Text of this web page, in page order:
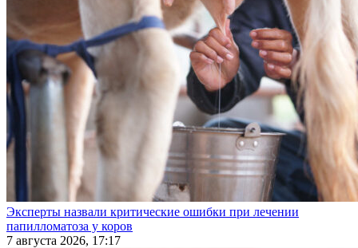
Эксперты назвали критические ошибки при лечении
папилломатоза у коров
7 августа 2026, 17:17